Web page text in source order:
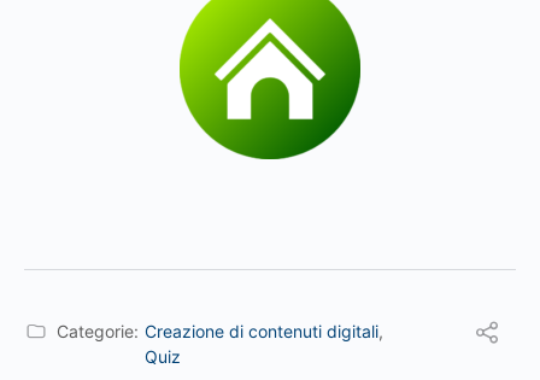
Categorie: Creazione di contenuti digitali,
Quiz